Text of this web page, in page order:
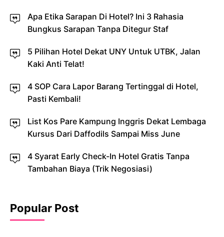
Apa Etika Sarapan Di Hotel? Ini 3 Rahasia
Bungkus Sarapan Tanpa Ditegur Staf
5 Pilihan Hotel Dekat UNY Untuk UTBK, Jalan
Kaki Anti Telat!
4 SOP Cara Lapor Barang Tertinggal di Hotel,
Pasti Kembali!
List Kos Pare Kampung Inggris Dekat Lembaga
Kursus Dari Daffodils Sampai Miss June
4 Syarat Early Check-In Hotel Gratis Tanpa
Tambahan Biaya (Trik Negosiasi)
Popular Post